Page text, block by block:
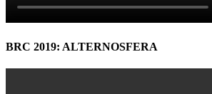
BRC 2019: ALTERNOSFERA